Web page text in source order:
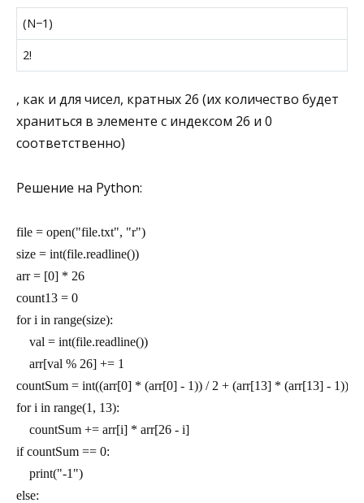
(N−1 )
2!
, как и для чисел, кратных 26 (их количество будет
храниться в элементе с индексом 26 и 0
соответственно)
Решение на Python:
file = open("file.txt", "r")
size = int(file.readline())
arr = [0] * 26
count13 = 0
for i in range(size):
    val = int(file.readline())
    arr[val % 26] += 1
countSum = int((arr[0] * (arr[0] - 1)) / 2 + (arr[13] * (arr[13] - 1)) /
for i in range(1, 13):
    countSum += arr[i] * arr[26 - i]
if countSum == 0:
    print("-1")
else: